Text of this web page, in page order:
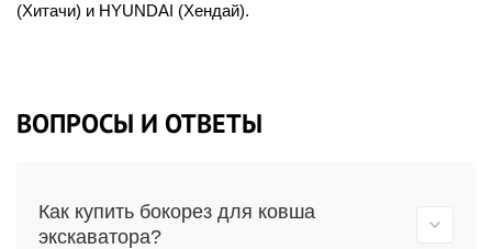
(Хитачи) и HYUNDAI (Хендай).
ВОПРОСЫ И ОТВЕТЫ
Как купить бокорез для ковша
экскаватора?